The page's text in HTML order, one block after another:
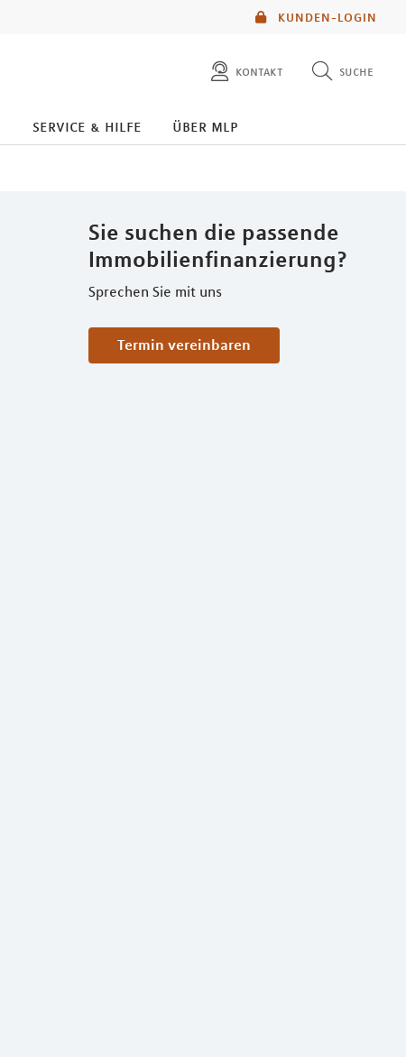
KUNDEN-LOGIN
kontakt suche
diese website durchsuchen
service & hilfe über mlp
Sie suchen die passende
Immobilienfinanzierung?
Sprechen Sie mit uns
Termin vereinbaren